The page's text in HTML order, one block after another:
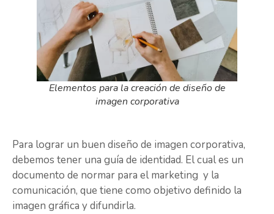
Elementos para la creación de diseño de
imagen corporativa
Para lograr un buen diseño de imagen corporativa,
debemos tener una guía de identidad. El cual es un
documento de normar para el marketing y la
comunicación, que tiene como objetivo definido la
imagen gráfica y difundirla.